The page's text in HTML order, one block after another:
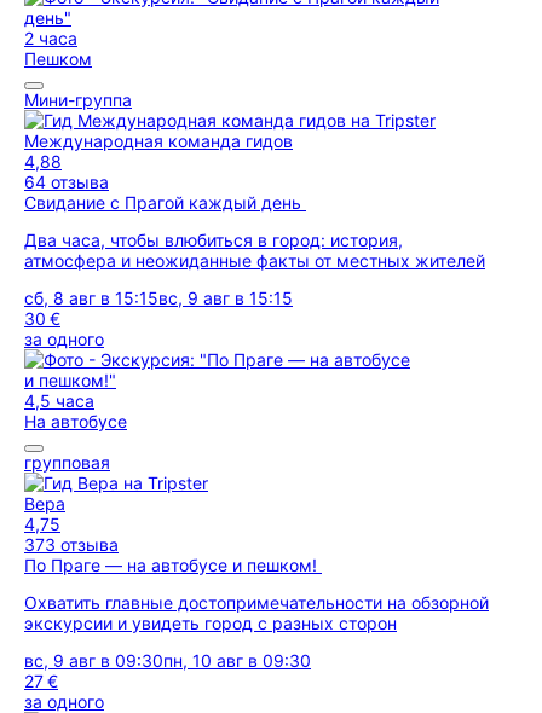
2 часа
Пешком
Мини-группа
Международная команда гидов
4,88
64 отзыва
Свидание с Прагой каждый день
Два часа, чтобы влюбиться в город: история,
атмосфера и неожиданные факты от местных жителей
сб, 8 авг в 15:15вс, 9 авг в 15:15
30 €
за одного
4,5 часа
На автобусе
групповая
Вера
4,75
373 отзыва
По Праге — на автобусе и пешком!
Охватить главные достопримечательности на обзорной
экскурсии и увидеть город с разных сторон
вс, 9 авг в 09:30пн, 10 авг в 09:30
27 €
за одного